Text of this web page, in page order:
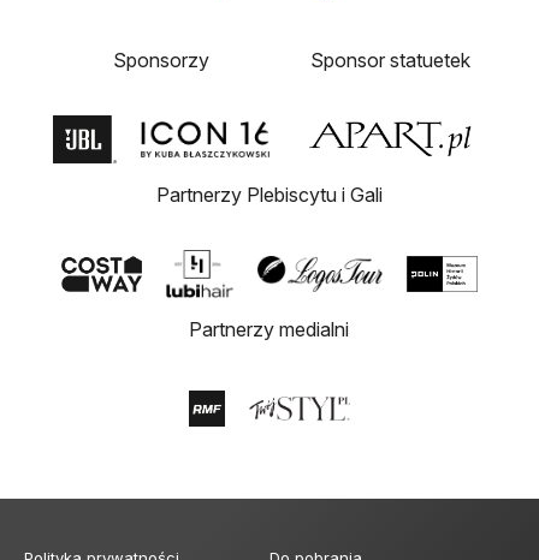
Sponsorzy Sponsor statuetek
Partnerzy Plebiscytu i Gali
Partnerzy medialni